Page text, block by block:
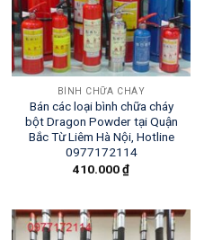
BÌNH CHỮA CHÁY
Bán các loại bình chữa cháy
bột Dragon Powder tại Quận
Bắc Từ Liêm Hà Nội, Hotline
0977172114
410.000₫